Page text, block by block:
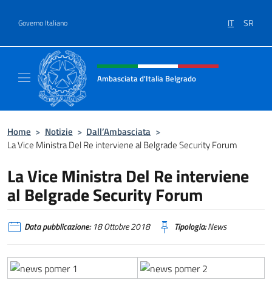
Governo Italiano IT SR
Intestazione sito, social e menù
Ambasciata d'Italia Belgrado
Home > Notizie > Dall’Ambasciata >
La Vice Ministra Del Re interviene al Belgrade Security Forum
La Vice Ministra Del Re interviene
al Belgrade Security Forum
Data pubblicazione:18 Ottobre 2018 Tipologia:News